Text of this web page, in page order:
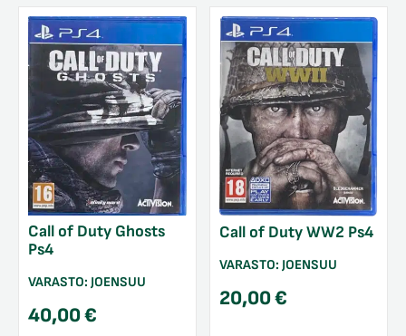
Call of Duty Ghosts
Ps4
VARASTO: JOENSUU
40,00€
Call of Duty WW2 Ps4
VARASTO: JOENSUU
20,00€